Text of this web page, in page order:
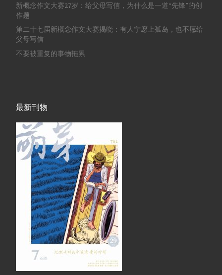
新概念作文大赛27岁：给父母写信，为什么是一道“先锋”的创
作题
第二十七届新概念作文大赛揭晓：有人宁愿上孤岛，也不愿给
父母写信
不要被重复的事物拖累
最新刊物